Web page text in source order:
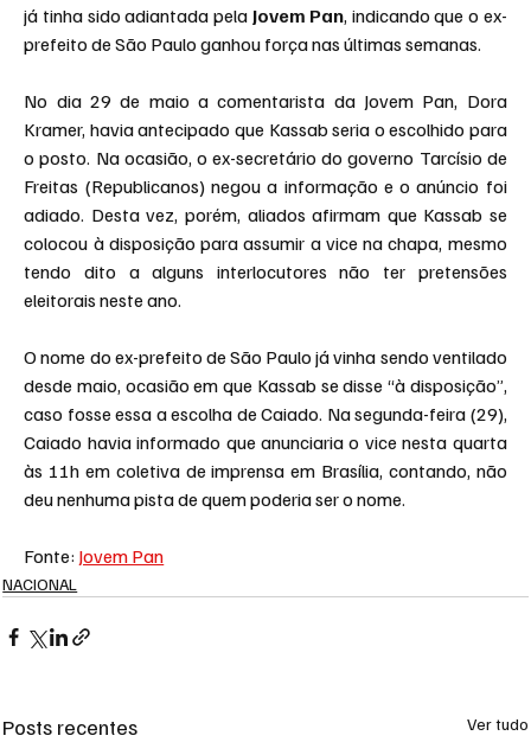
já tinha sido adiantada pela Jovem Pan, indicando que o ex-
prefeito de São Paulo ganhou força nas últimas semanas.
No dia 29 de maio a comentarista da Jovem Pan, Dora
Kramer, havia antecipado que Kassab seria o escolhido para
o posto. Na ocasião, o ex-secretário do governo Tarcísio de
Freitas (Republicanos) negou a informação e o anúncio foi
adiado. Desta vez, porém, aliados afirmam que Kassab se
colocou à disposição para assumir a vice na chapa, mesmo
tendo dito a alguns interlocutores não ter pretensões
eleitorais neste ano.
O nome do ex-prefeito de São Paulo já vinha sendo ventilado
desde maio, ocasião em que Kassab se disse “à disposição”,
caso fosse essa a escolha de Caiado. Na segunda-feira (29),
Caiado havia informado que anunciaria o vice nesta quarta
às 11h em coletiva de imprensa em Brasília, contando, não
deu nenhuma pista de quem poderia ser o nome.
Fonte: Jovem Pan
NACIONAL
Posts recentes Ver tudo